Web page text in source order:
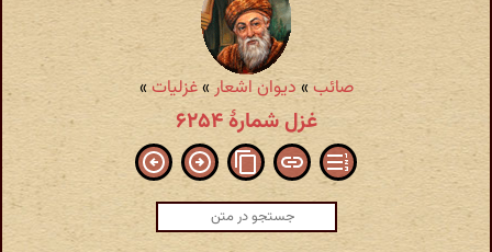
صائب »دیوان اشعار»غزلیات»
غزل شمارهٔ ۶۲۵۴